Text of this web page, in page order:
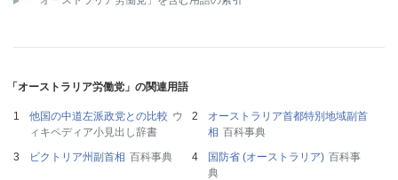
「オーストラリア労働党」の関連用語
他国の中道左派政党との比較 ウ
ィキペディア小見出し辞書
オーストラリア首都特別地域副首
相 百科事典
ビクトリア州副首相 百科事典 国防省 (オーストラリア) 百科事
典